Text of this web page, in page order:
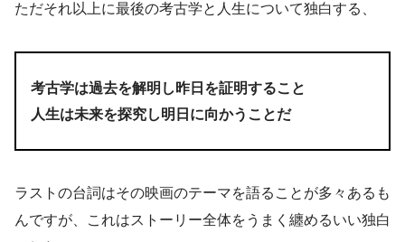
ただそれ以上に最後の考古学と人生について独白する、
考古学は過去を解明し昨日を証明すること
人生は未来を探究し明日に向かうことだ
ラストの台詞はその映画のテーマを語ることが多々あるも
んですが、これはストーリー全体をうまく纏めるいい独白